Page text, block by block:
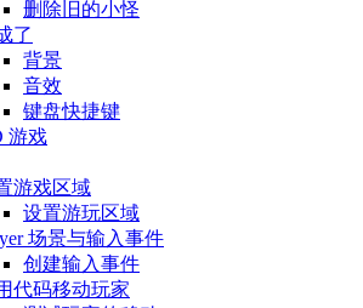
删除旧的小怪
了
背景
音效
键盘快捷键
游戏
游戏区域
设置游玩区域
场景与输入事件
创建输入事件
代码移动玩家